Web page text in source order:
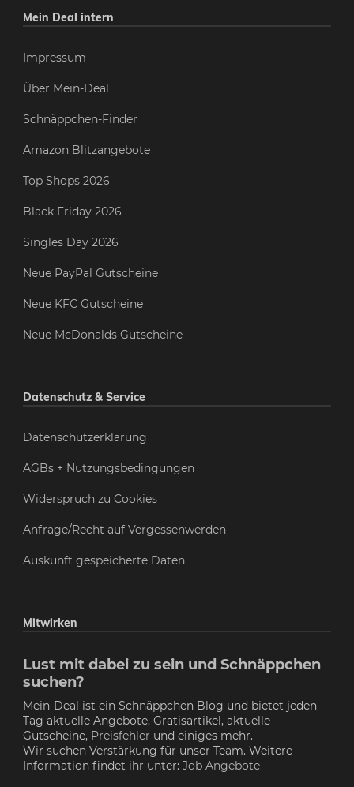
Mein Deal intern
Impressum
Über Mein-Deal
Schnäppchen-Finder
Amazon Blitzangebote
Top Shops 2026
Black Friday 2026
Singles Day 2026
Neue PayPal Gutscheine
Neue KFC Gutscheine
Neue McDonalds Gutscheine
Datenschutz & Service
Datenschutzerklärung
AGBs + Nutzungsbedingungen
Widerspruch zu Cookies
Anfrage/Recht auf Vergessenwerden
Auskunft gespeicherte Daten
Mitwirken
Lust mit dabei zu sein und Schnäppchen
suchen?
Mein-Deal ist ein Schnäppchen Blog und bietet jeden
Tag aktuelle Angebote, Gratisartikel, aktuelle
Gutscheine, Preisfehler und einiges mehr.
Wir suchen Verstärkung für unser Team. Weitere
Information findet ihr unter: Job Angebote